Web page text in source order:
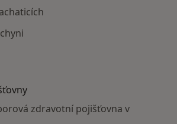
zdravotní pojišťovna v